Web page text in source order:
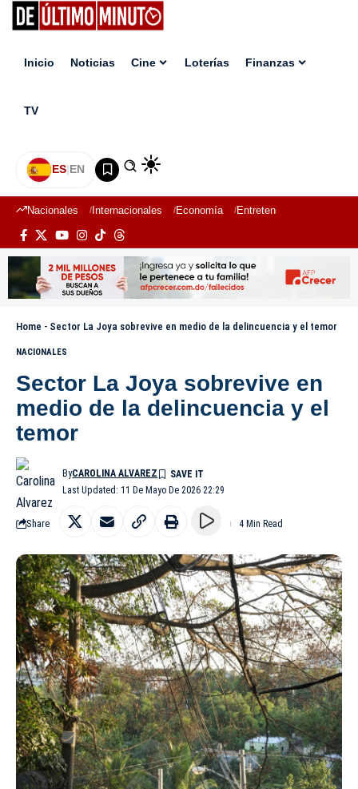
Inicio Noticias Cine Loterías Finanzas
TV
ES|EN
Nacionales Internacionales Economía Entretenimiento
Home - Sector La Joya sobrevive en medio de la delincuencia y el temor
NACIONALES
Sector La Joya sobrevive en
medio de la delincuencia y el
temor
Last Updated: 11 De Mayo De 2026 22:29
ByCAROLINA ALVAREZ
Share 4 Min Read